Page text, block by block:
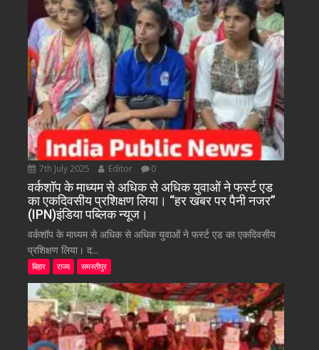
7th July 2025 Editor 0
वर्कशॉप के माध्यम से अधिक से अधिक युवाओं ने फर्स्ट एड
का एकदिवसीय प्रशिक्षण लिया। “हर खबर पर पैनी नजर”
(IPN)इंडिया पब्लिक न्यूज।
वर्कशॉप के माध्यम से अधिक से अधिक युवाओं ने फर्स्ट एड का एकदिवसीय
प्रशिक्षण लिया। द...
बिहार राज्य समस्तीपुर